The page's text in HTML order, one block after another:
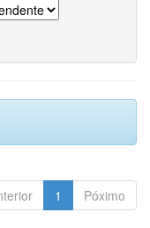
1 Póximo